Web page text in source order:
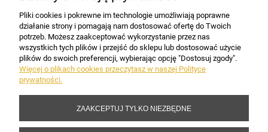
INFORMACJE
Copyright 2017-2026 Sakramento.pl
Pliki cookies i pokrewne im technologie umożliwiają poprawne
działanie strony i pomagają nam dostosować ofertę do Twoich
potrzeb. Możesz zaakceptować wykorzystanie przez nas
wszystkich tych plików i przejść do sklepu lub dostosować użycie
plików do swoich preferencji, wybierając opcję "Dostosuj zgody".
Więcej o plikach cookies przeczytasz w naszej Polityce
prywatności.
ZAAKCEPTUJ TYLKO NIEZBĘDNE